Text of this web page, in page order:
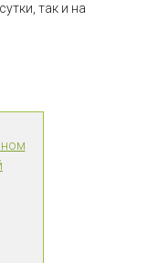
так и на